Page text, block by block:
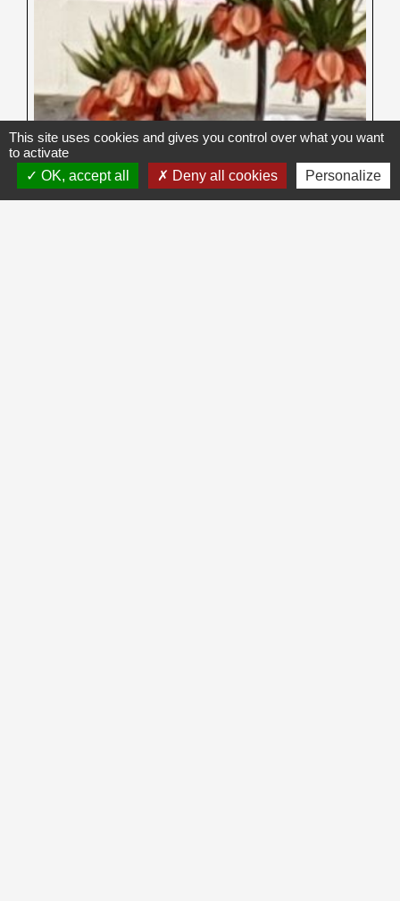
This site uses cookies and gives you control over what you want
to activate
OK, accept all
Deny all cookies Personalize